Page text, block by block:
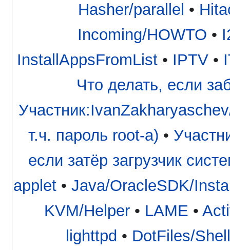
Hasher/parallel •
Incoming/HOWTO •
InstallAppsFromList• IPTV•
Что делать, если
т.ч. пароль root-а) •
если затёр загрузчик
applet • Java/OracleSDK/
KVM/Helper • LAME •
lighttpd • DotFiles/